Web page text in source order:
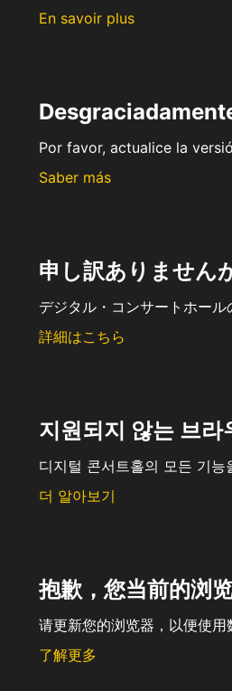
En savoir plus
Por favor, actualice la
Saber más
申し訳ありません
デジタル・コンサートホー
詳細はこちら
지원되지 않는 브라
디지털 콘서트홀의 모든 기
더 알아보기
抱歉，您当前的浏
请更新您的浏览器，以便使用
了解更多